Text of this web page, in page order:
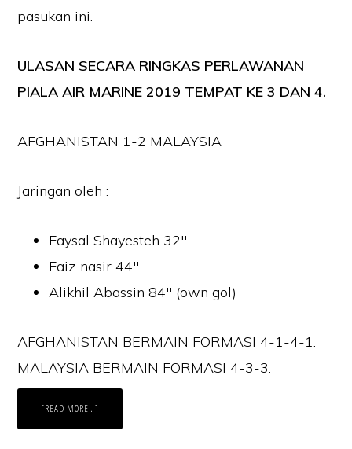
pasukan ini.
ULASAN SECARA RINGKAS PERLAWANAN
PIALA AIR MARINE 2019 TEMPAT KE 3 DAN 4.
AFGHANISTAN 1-2 MALAYSIA
Jaringan oleh :
Faysal Shayesteh 32″
Faiz nasir 44″
Alikhil Abassin 84″ (own gol)
AFGHANISTAN BERMAIN FORMASI 4-1-4-1.
MALAYSIA BERMAIN FORMASI 4-3-3.
[READ MORE…]
TEMPAT